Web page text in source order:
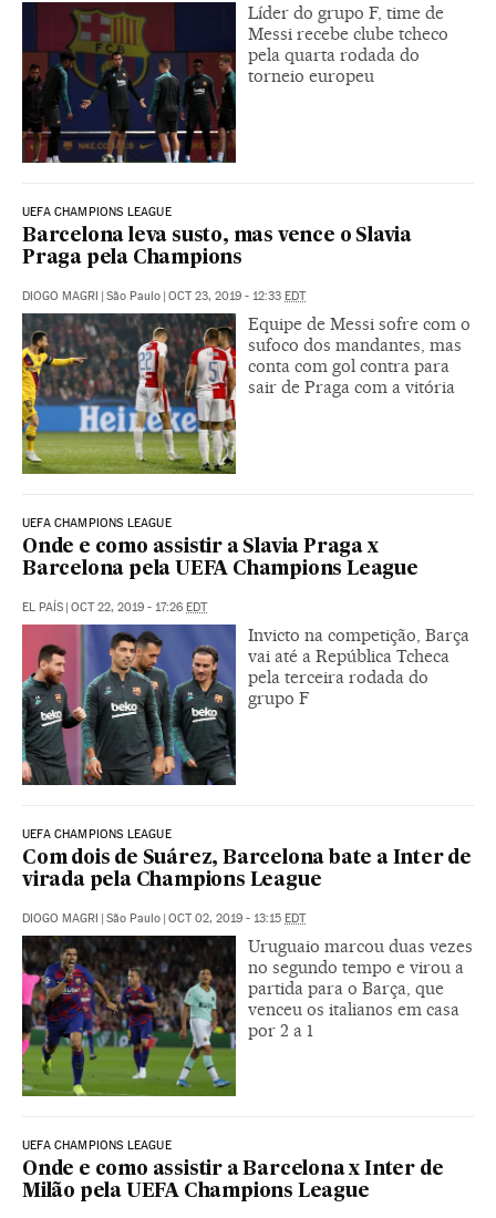
Líder do grupo F, time de
Messi recebe clube tcheco
pela quarta rodada do
torneio europeu
UEFA CHAMPIONS LEAGUE
Barcelona leva susto, mas vence o Slavia
Praga pela Champions
DIOGO MAGRI | São Paulo | OCT 23, 2019 - 12:33 EDT
Equipe de Messi sofre com o
sufoco dos mandantes, mas
conta com gol contra para
sair de Praga com a vitória
UEFA CHAMPIONS LEAGUE
Onde e como assistir a Slavia Praga x
Barcelona pela UEFA Champions League
EL PAÍS | OCT 22, 2019 - 17:26 EDT
Invicto na competição, Barça
vai até a República Tcheca
pela terceira rodada do
grupo F
UEFA CHAMPIONS LEAGUE
Com dois de Suárez, Barcelona bate a Inter de
virada pela Champions League
DIOGO MAGRI | São Paulo | OCT 02, 2019 - 13:15 EDT
Uruguaio marcou duas vezes
no segundo tempo e virou a
partida para o Barça, que
venceu os italianos em casa
por 2 a 1
UEFA CHAMPIONS LEAGUE
Onde e como assistir a Barcelona x Inter de
Milão pela UEFA Champions League